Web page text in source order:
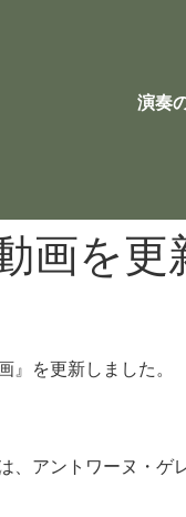
演奏
画を
』を更新しました。
、アントワーヌ・ゲ